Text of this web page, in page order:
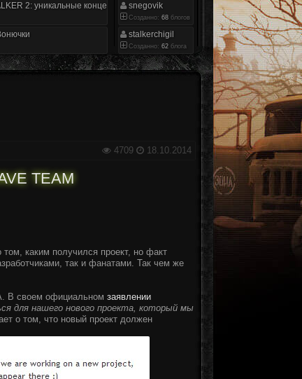
2: уникальные концепт-артыsnegovik
Созданно: 68 блогов
stalkerchigil
Созданно: 62 блога
4709 18.10.2014
TEAM
каким получился проект, но факт
так и фанатами. Так чем же
В своем официальном заявлении
для нашего нового проекта, который мы
о том, что новый проект должен